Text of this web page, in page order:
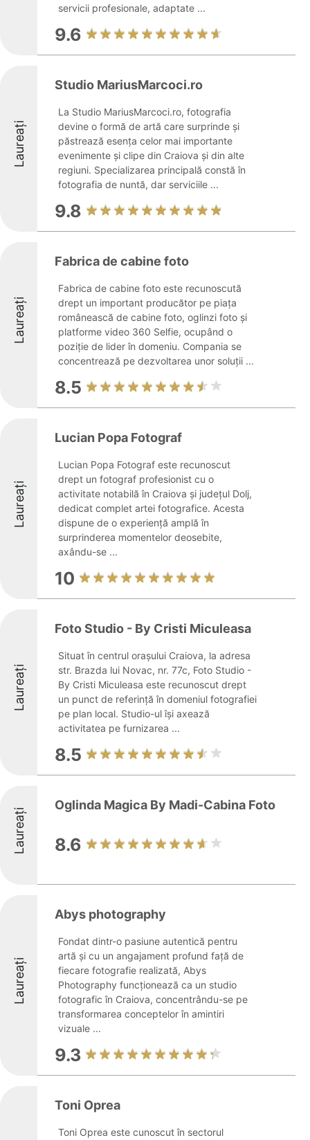
servicii profesionale, adaptate ...
9.6
Laureați
Studio MariusMarcoci.ro
La Studio MariusMarcoci.ro, fotografia
devine o formă de artă care surprinde și
păstrează esența celor mai importante
evenimente și clipe din Craiova și din alte
regiuni. Specializarea principală constă în
fotografia de nuntă, dar serviciile ...
9.8
Laureați
Fabrica de cabine foto
Fabrica de cabine foto este recunoscută
drept un important producător pe piața
românească de cabine foto, oglinzi foto și
platforme video 360 Selfie, ocupând o
poziție de lider în domeniu. Compania se
concentrează pe dezvoltarea unor soluții ...
8.5
Laureați
Lucian Popa Fotograf
Lucian Popa Fotograf este recunoscut
drept un fotograf profesionist cu o
activitate notabilă în Craiova și județul Dolj,
dedicat complet artei fotografice. Acesta
dispune de o experiență amplă în
surprinderea momentelor deosebite,
axându-se ...
10
Laureați
Foto Studio - By Cristi Miculeasa
Situat în centrul orașului Craiova, la adresa
str. Brazda lui Novac, nr. 77c, Foto Studio -
By Cristi Miculeasa este recunoscut drept
un punct de referință în domeniul fotografiei
pe plan local. Studio-ul își axează
activitatea pe furnizarea ...
8.5
Laureați
Oglinda Magica By Madi-Cabina Foto
8.6
Laureați
Abys photography
Fondat dintr-o pasiune autentică pentru
artă și cu un angajament profund față de
fiecare fotografie realizată, Abys
Photography funcționează ca un studio
fotografic în Craiova, concentrându-se pe
transformarea conceptelor în amintiri
vizuale ...
9.3
Toni Oprea
Toni Oprea este cunoscut în sectorul